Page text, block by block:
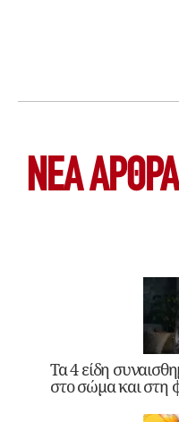
ΝΕΑ ΆΡΘΡΑ
Τα 4 είδη
στο σώμα και στη